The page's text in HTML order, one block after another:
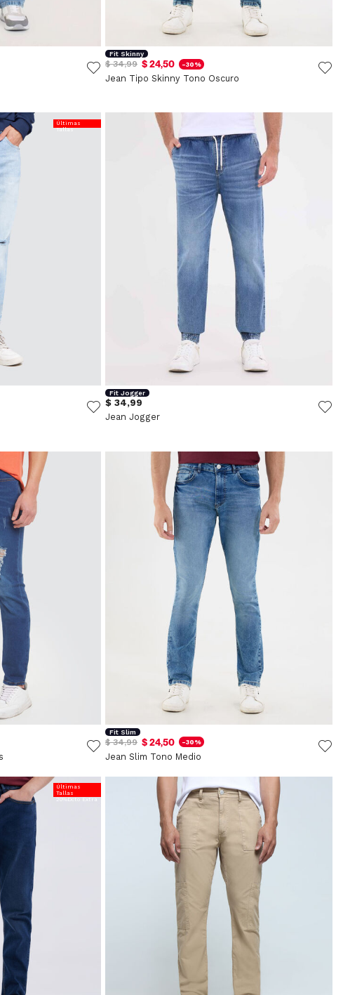
Fit Skinny
$ 34,99 $ 24,50 -30%
Jean Tipo Skinny Tono Oscuro
Últimas
Tallas
Fit Jogger
$ 34,99
Jean Jogger
Fit Slim
$ 34,99 $ 24,50 -30%
Jean Slim Tono Medio
Últimas
Tallas
20%Dcto Extra